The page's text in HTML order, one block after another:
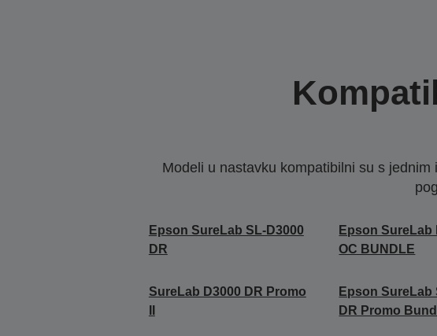
Modeli u nastavku kompatibilni su s
Epson SureLab SL-D3000
DR
Epson SureLab
OC BUNDLE
SureLab D3000 DR Promo
Epson SureLab
DR Promo